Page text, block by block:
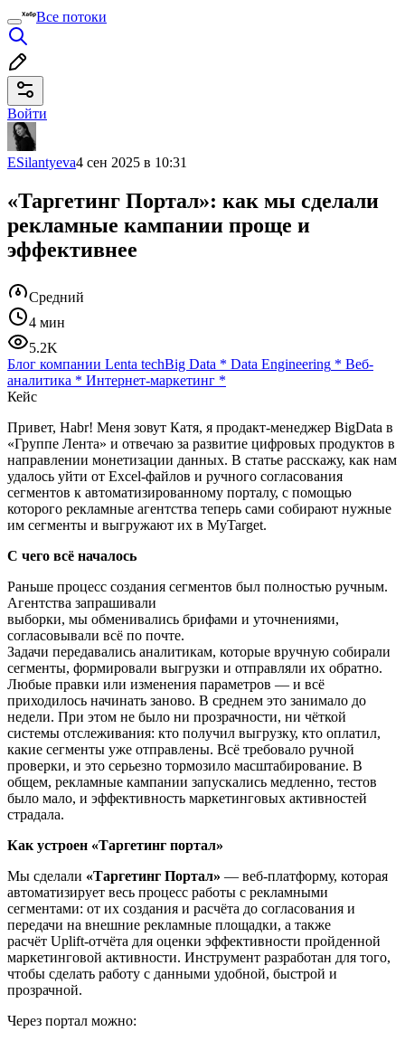
Все потоки
Войти
ESilantyeva4 сен 2025 в 10:31
«Таргетинг Портал»: как мы сделали
рекламные кампании проще и
эффективнее
Средний
4 мин
5.2K
Блог компании Lenta techBig Data * Data Engineering * Веб-
аналитика * Интернет-маркетинг *
Кейс
Привет, Habr! Меня зовут Катя, я продакт-менеджер BigData в
«Группе Лента» и отвечаю за развитие цифровых продуктов в
направлении монетизации данных. В статье расскажу, как нам
удалось уйти от Excel-файлов и ручного согласования
сегментов к автоматизированному порталу, с помощью
которого рекламные агентства теперь сами собирают нужные
им сегменты и выгружают их в MyTarget.
С чего всё началось
Раньше процесс создания сегментов был полностью ручным.
Агентства запрашивали
выборки, мы обменивались брифами и уточнениями,
согласовывали всё по почте.
Задачи передавались аналитикам, которые вручную собирали
сегменты, формировали выгрузки и отправляли их обратно.
Любые правки или изменения параметров — и всё
приходилось начинать заново. В среднем это занимало до
недели. При этом не было ни прозрачности, ни чёткой
системы отслеживания: кто получил выгрузку, кто оплатил,
какие сегменты уже отправлены. Всё требовало ручной
проверки, и это серьезно тормозило масштабирование. В
общем, рекламные кампании запускались медленно, тестов
было мало, и эффективность маркетинговых активностей
страдала.
Как устроен «Таргетинг портал»
Мы сделали «Таргетинг Портал» — веб-платформу, которая
автоматизирует весь процесс работы с рекламными
сегментами: от их создания и расчёта до согласования и
передачи на внешние рекламные площадки, а также
расчёт Uplift-отчёта для оценки эффективности пройденной
маркетинговой активности. Инструмент разработан для того,
чтобы сделать работу с данными удобной, быстрой и
прозрачной.
Через портал можно: